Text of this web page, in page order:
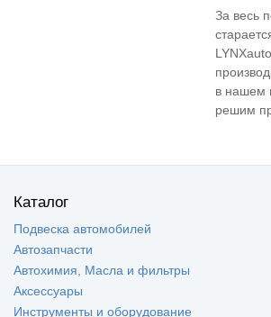
II
Nissan Terrano 3 -
Nissan TIIDA
Peugeot 206 (1)
Peugeot Partner
За весь
в нашем
решим
Каталог
Подвеска автомобилей
Автозапчасти
Автохимия, Масла и фильтры
Аксессуары
Инструменты и оборудование